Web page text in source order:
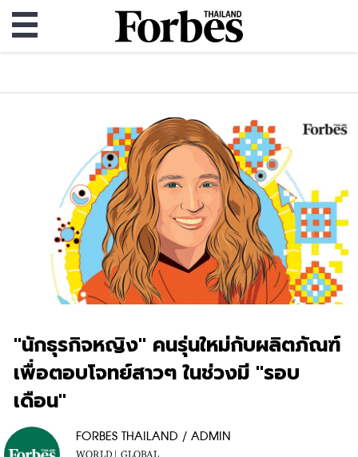
"นักธุรกิจหญิง" คนรุ่นใหม่กับผลิตภัณฑ์
เพื่อตอบโจทย์สาวๆ ในช่วงมี "รอบ
เดือน"
FORBES THAILAND / ADMIN
WORLD | GLOBAL